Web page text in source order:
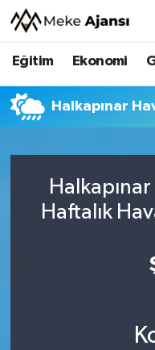
Eğitim Ekonomi
Halkapınar
Halkapınar
Haftalık
Eğitim
Ekonomi
Gündem
Nöbetçi
Hava Durumu
Trafik Durumu